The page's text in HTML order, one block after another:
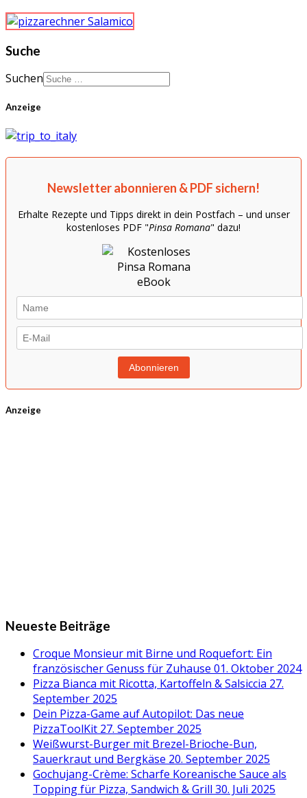
Suche
Suchen
Anzeige
Newsletter abonnieren & PDF sichern!
Erhalte Rezepte und Tipps direkt in dein Postfach – und unser
kostenloses PDF "Pinsa Romana" dazu!
Anzeige
Neueste Beiträge
Croque Monsieur mit Birne und Roquefort: Ein
französischer Genuss für Zuhause 01. Oktober 2024
Pizza Bianca mit Ricotta, Kartoffeln & Salsiccia 27.
September 2025
Dein Pizza-Game auf Autopilot: Das neue
PizzaToolKit 27. September 2025
Weißwurst-Burger mit Brezel-Brioche-Bun,
Sauerkraut und Bergkäse 20. September 2025
Gochujang-Crème: Scharfe Koreanische Sauce als
Topping für Pizza, Sandwich & Grill 30. Juli 2025